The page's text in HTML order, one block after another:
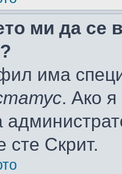
ми да се
има
. Ако
сте Скрит.